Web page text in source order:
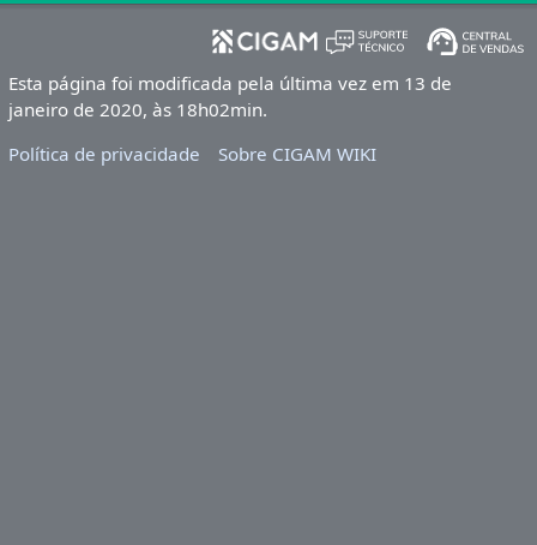
Esta página foi modificada pela última vez em 13 de
janeiro de 2020, às 18h02min.
Política de privacidade
Sobre CIGAM WIKI